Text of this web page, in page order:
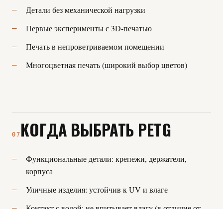
Детали без механической нагрузки
Первые эксперименты с 3D-печатью
Печать в непроветриваемом помещении
Многоцветная печать (широкий выбор цветов)
07 КОГДА ВЫБРАТЬ PETG
Функциональные детали: крепежи, держатели,
корпуса
Уличные изделия: устойчив к UV и влаге